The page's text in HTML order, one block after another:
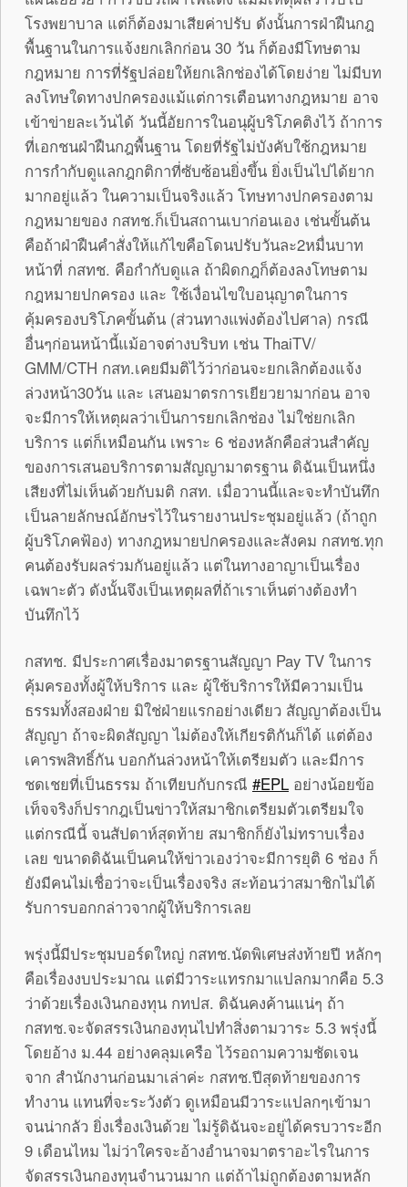
โรงพยาบาล แต่ก็ต้องมาเสียค่าปรับ ดังนั้นการฝ่าฝืนกฎ
พื้นฐานในการแจ้งยกเลิกก่อน 30 วัน ก็ต้องมีโทษตาม
กฎหมาย การที่รัฐปล่อยให้ยกเลิกช่องได้โดยง่าย ไม่มีบท
ลงโทษใดทางปกครองแม้แต่การเตือนทางกฎหมาย อาจ
เข้าข่ายละเว้นได้ วันนี้อัยการในอนุผู้บริโภคติงไว้ ถ้าการ
ที่เอกชนฝ่าฝืนกฎพื้นฐาน โดยที่รัฐไม่บังคับใช้กฎหมาย
การกำกับดูแลกฎกติกาที่ซับซ้อนยิ่งขึ้น ยิ่งเป็นไปได้ยาก
มากอยู่แล้ว ในความเป็นจริงแล้ว โทษทางปกครองตาม
กฎหมายของ กสทช.ก็เป็นสถานเบาก่อนเอง เช่นขั้นต้น
คือถ้าฝ่าฝืนคำสั่งให้แก้ไขคือโดนปรับวันละ2หมื่นบาท
หน้าที่ กสทช. คือกำกับดูแล ถ้าผิดกฎก็ต้องลงโทษตาม
กฎหมายปกครอง และ ใช้เงื่อนไขใบอนุญาตในการ
คุ้มครองบริโภคขั้นต้น (ส่วนทางแพ่งต้องไปศาล) กรณี
อื่นๆก่อนหน้านี้แม้อาจต่างบริบท เช่น ThaiTV/
GMM/CTH กสท.เคยมีมติไว้ว่าก่อนจะยกเลิกต้องแจ้ง
ล่วงหน้า30วัน และ เสนอมาตรการเยียวยามาก่อน อาจ
จะมีการให้เหตุผลว่าเป็นการยกเลิกช่อง ไม่ใช่ยกเลิก
บริการ แต่ก็เหมือนกัน เพราะ 6 ช่องหลักคือส่วนสำคัญ
ของการเสนอบริการตามสัญญามาตรฐาน ดิฉันเป็นหนึ่ง
เสียงที่ไม่เห็นด้วยกับมติ กสท. เมื่อวานนี้และจะทำบันทึก
เป็นลายลักษณ์อักษรไว้ในรายงานประชุมอยู่แล้ว (ถ้าถูก
ผู้บริโภคฟ้อง) ทางกฎหมายปกครองและสังคม กสทช.ทุก
คนต้องรับผลร่วมกันอยู่แล้ว แต่ในทางอาญาเป็นเรื่อง
เฉพาะตัว ดังนั้นจึงเป็นเหตุผลที่ถ้าเราเห็นต่างต้องทำ
บันทึกไว้
กสทช. มีประกาศเรื่องมาตรฐานสัญญา Pay TV ในการ
คุ้มครองทั้งผู้ให้บริการ และ ผู้ใช้บริการให้มีความเป็น
ธรรมทั้งสองฝ่าย มิใช่ฝ่ายแรกอย่างเดียว สัญญาต้องเป็น
สัญญา ถ้าจะผิดสัญญา ไม่ต้องให้เกียรติกันก็ได้ แต่ต้อง
เคารพสิทธิ์กัน บอกกันล่วงหน้าให้เตรียมตัว และมีการ
ชดเชยที่เป็นธรรม ถ้าเทียบกับกรณี #EPL อย่างน้อยข้อ
เท็จจริงก็ปรากฎเป็นข่าวให้สมาชิกเตรียมตัวเตรียมใจ
แต่กรณีนี้ จนสัปดาห์สุดท้าย สมาชิกก็ยังไม่ทราบเรื่อง
เลย ขนาดดิฉันเป็นคนให้ข่าวเองว่าจะมีการยุติ 6 ช่อง ก็
ยังมีคนไม่เชื่อว่าจะเป็นเรื่องจริง สะท้อนว่าสมาชิกไม่ได้
รับการบอกกล่าวจากผู้ให้บริการเลย
พรุ่งนี้มีประชุมบอร์ดใหญ่ กสทช.นัดพิเศษส่งท้ายปี หลักๆ
คือเรื่องงบประมาณ แต่มีวาระแทรกมาแปลกมากคือ 5.3
ว่าด้วยเรื่องเงินกองทุน กทปส. ดิฉันคงค้านแน่ๆ ถ้า
กสทช.จะจัดสรรเงินกองทุนไปทำสิ่งตามวาระ 5.3 พรุ่งนี้
โดยอ้าง ม.44 อย่างคลุมเครือ ไว้รอถามความชัดเจน
จาก สำนักงานก่อนมาเล่าค่ะ กสทช.ปีสุดท้ายของการ
ทำงาน แทนที่จะระวังตัว ดูเหมือนมีวาระแปลกๆเข้ามา
จนน่ากลัว ยิ่งเรื่องเงินด้วย ไม่รู้ดิฉันจะอยู่ได้ครบวาระอีก
9 เดือนไหม ไม่ว่าใครจะอ้างอำนาจมาตราอะไรในการ
จัดสรรเงินกองทุนจำนวนมาก แต่ถ้าไม่ถูกต้องตามหลัก